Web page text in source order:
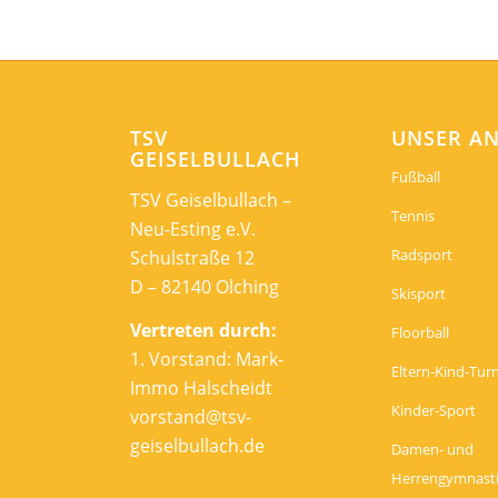
TSV
GEISELBULLACH
TSV Geiselbullach –
Neu-Esting e.V.
Schulstraße 12
D – 82140 Olching
Vertreten durch:
1. Vorstand: Mark-
Immo Halscheidt
vorstand@tsv-
geiselbullach.de
UNSER
Fußball
Tennis
Radsport
Skisport
Floorball
Eltern-Kind-
Kinder-Sport
Damen- und